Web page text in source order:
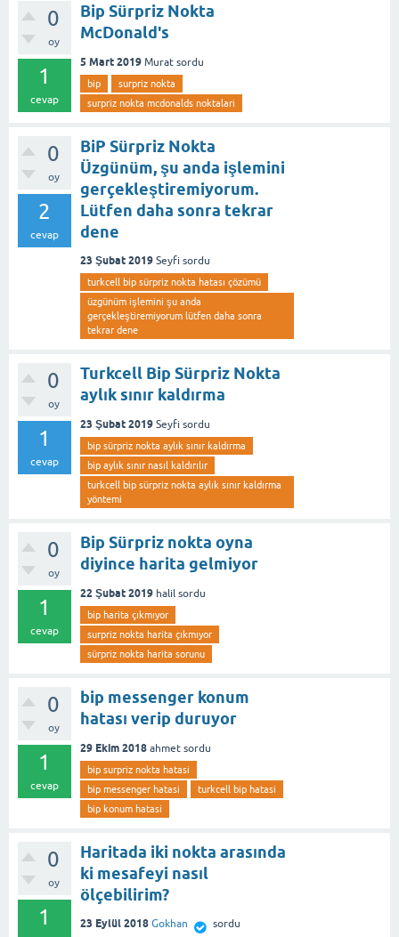
0
oy
1
cevap
Bip Sürpriz Nokta
McDonald's
5 Mart 2019 Murat sordu
bip
surpriz nokta
surpriz nokta mcdonalds noktalari
0
oy
2
cevap
BiP Sürpriz Nokta
Üzgünüm, şu anda işlemini
gerçekleştiremiyorum.
Lütfen daha sonra tekrar
dene
23 Şubat 2019 Seyfi sordu
turkcell bip sürpriz nokta hatası çözümü
üzgünüm işlemini şu anda
gerçekleştiremiyorum lütfen daha sonra
tekrar dene
0
oy
1
cevap
Turkcell Bip Sürpriz Nokta
aylık sınır kaldırma
23 Şubat 2019 Seyfi sordu
bip sürpriz nokta aylık sınır kaldırma
bip aylık sınır nasıl kaldırılır
turkcell bip sürpriz nokta aylık sınır kaldırma
yöntemi
0
oy
1
cevap
Bip Sürpriz nokta oyna
diyince harita gelmiyor
22 Şubat 2019 halil sordu
bip harita çıkmıyor
surpriz nokta harita çıkmıyor
sürpriz nokta harita sorunu
0
oy
1
cevap
bip messenger konum
hatası verip duruyor
29 Ekim 2018 ahmet sordu
bip surpriz nokta hatasi
bip messenger hatasi
turkcell bip hatasi
bip konum hatasi
0
oy
1
Haritada iki nokta arasında
ki mesafeyi nasıl
ölçebilirim?
23 Eylül 2018 Gokhan sordu